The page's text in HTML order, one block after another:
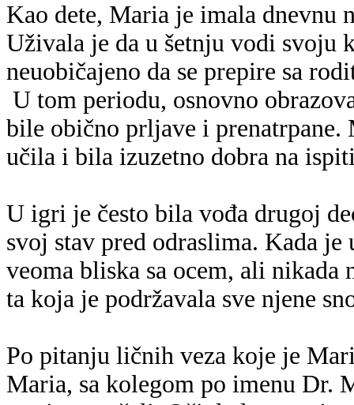
Kao dete, Maria je imala dnevnu
Uživala je da u šetnju vodi svoju
neuobičajeno da se prepire sa
U tom periodu, osnovno
bile obično prljave i
učila i bila izuzetno dobra na
U igri je često bila vođa drugoj
svoj stav pred odraslima. Kada
veoma bliska sa ocem, ali
ta koja je podržavala sve njene
Po pitanju ličnih veza koje je
Maria, sa kolegom po imenu Dr.